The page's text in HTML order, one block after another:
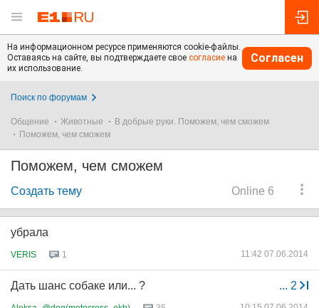
На информационном ресурсе применяются cookie-файлы.
Оставаясь на сайте, вы подтверждаете свое согласие на
их использование.
Согласен
Поиск по форумам
Общение Животные
В добрые руки. Поможем, чем сможем
Поможем, чем сможем
Поможем, чем сможем
Online 6
Создать тему
убрала
VERIS 1 11:42 07.06.2014
... 2
Дать шанс собаке или... ?